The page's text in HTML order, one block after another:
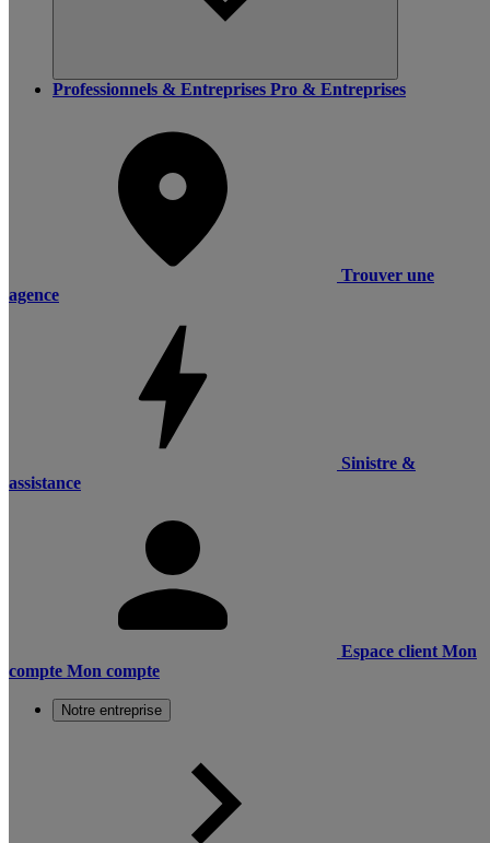
Professionnels & Entreprises Pro & Entreprises
Trouver une
agence
Sinistre &
assistance
Espace client Mon
compte Mon compte
Notre entreprise